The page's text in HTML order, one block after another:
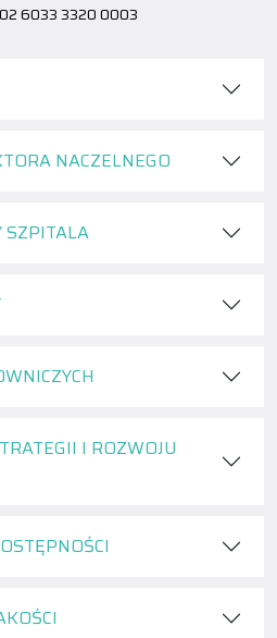
6033 3320 0003
NACZELNEGO
SZPITALA
I ROZWOJU